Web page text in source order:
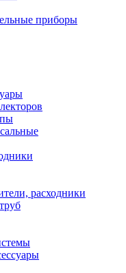
приборы
расходники